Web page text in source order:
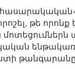
թե